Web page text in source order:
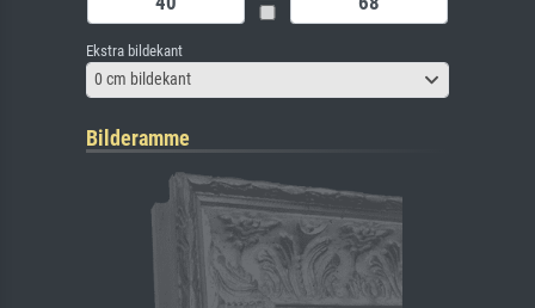
Ekstra bildekant
0 cm bildekant
Bilderamme